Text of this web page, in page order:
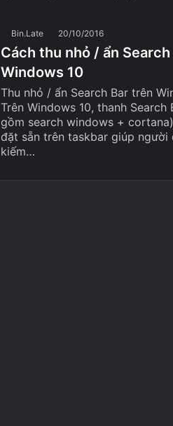
Bin.Late 20/10/2016
Cách thu nhỏ / ẩn
Windows 10
Thu nhỏ / ẩn Search Bar trên
Trên Windows 10, thanh Search
gồm search windows +
đặt sẵn trên taskbar giúp người
kiếm…